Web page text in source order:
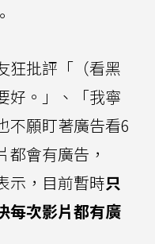
狂批評「（看黑
好。」、「我寧
不願盯著廣告看6
都會有廣告，
示，目前暫時只
每次影片都有廣